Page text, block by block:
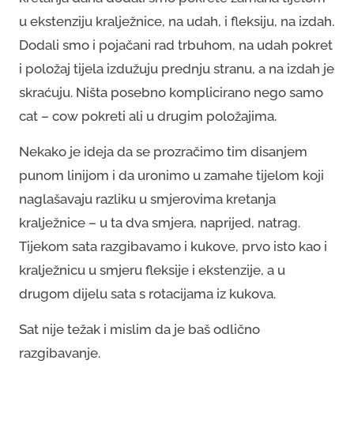
u ekstenziju kralježnice, na udah, i fleksiju, na izdah.
Dodali smo i pojačani rad trbuhom, na udah pokret
i položaj tijela izdužuju prednju stranu, a na izdah je
skraćuju. Ništa posebno komplicirano nego samo
cat – cow pokreti ali u drugim položajima.
Nekako je ideja da se prozračimo tim disanjem
punom linijom i da uronimo u zamahe tijelom koji
naglašavaju razliku u smjerovima kretanja
kralježnice – u ta dva smjera, naprijed, natrag.
Tijekom sata razgibavamo i kukove, prvo isto kao i
kralježnicu u smjeru fleksije i ekstenzije, a u
drugom dijelu sata s rotacijama iz kukova.
Sat nije težak i mislim da je baš odlično
razgibavanje.